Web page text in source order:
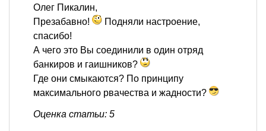
Олег Пикалин,
Презабавно!
Подняли настроение,
спасибо!
А чего это Вы соединили в один отряд
банкиров и гаишников?
Где они смыкаются? По принципу
максимального рвачества и жадности?
Оценка статьи: 5